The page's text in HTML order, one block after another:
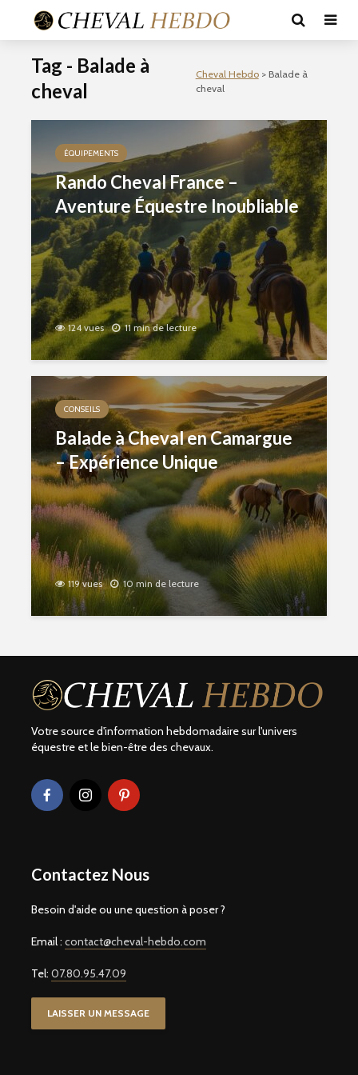
Tag - Balade à
cheval
Cheval Hebdo> Balade à
cheval
ÉQUIPEMENTS
Rando Cheval France –
Aventure Équestre Inoubliable
124 vues 11 min de lecture
CONSEILS
Balade à Cheval en Camargue
– Expérience Unique
119 vues 10 min de lecture
Votre source d'information hebdomadaire sur l'univers
équestre et le bien-être des chevaux.
Contactez Nous
Besoin d'aide ou une question à poser ?
Email : contact@cheval-hebdo.com
Tel: 07.80.95.47.09
LAISSER UN MESSAGE